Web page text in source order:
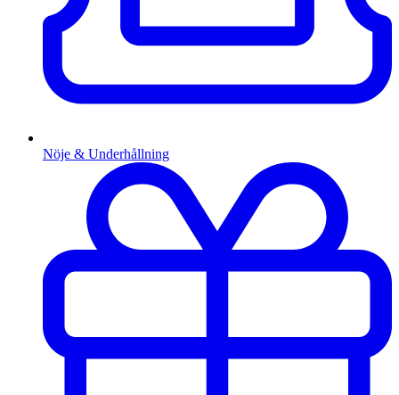
Nöje & Underhållning